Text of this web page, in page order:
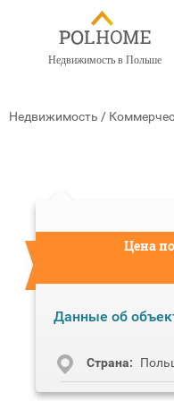
Недвижимость в Польше
Недвижимость /
Цена
Данные об
Cтрана: